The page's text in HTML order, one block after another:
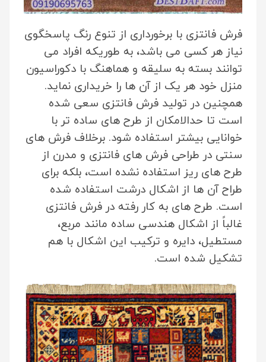
فرش فانتزی با برخورداری از تنوع رنگ پاسخگوی
نیاز هر کسی می باشد، به طوریکه افراد می
توانند بسته به سلیقه و هماهنگ با دکوراسیون
منزل خود هر یک از آن ها را خریداری نماید.
همچنین در تولید فرش فانتزی سعی شده
است تا حدالامکان از طرح های ساده تر با
خوانایی بیشتر استفاده شود. برخلاف فرش های
سنتی در طراحی فرش های فانتزی و مدرن از
طرح های ریز استفاده نشده است، بلکه برای
طراح آن ها از اشکال درشت استفاده شده
است. طرح های به کار رفته در فرش فانتزی
غالباً از اشکال هندسی ساده مانند مربع،
مستطیل، دایره و ترکیب این اشکال با هم
تشکیل شده است.